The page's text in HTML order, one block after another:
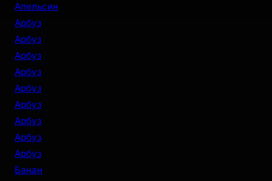
Апельсин
Арбуз
Арбуз
Арбуз
Арбуз
Арбуз
Арбуз
Арбуз
Арбуз
Арбуз
Банан